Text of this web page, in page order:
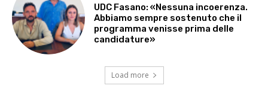
UDC Fasano: «Nessuna incoerenza.
Abbiamo sempre sostenuto che il
programma venisse prima delle
candidature»
Load more